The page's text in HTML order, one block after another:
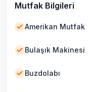
Mutfak Bilgileri
Amerikan Mutfak
Bulaşık Makinesi
Buzdolabı